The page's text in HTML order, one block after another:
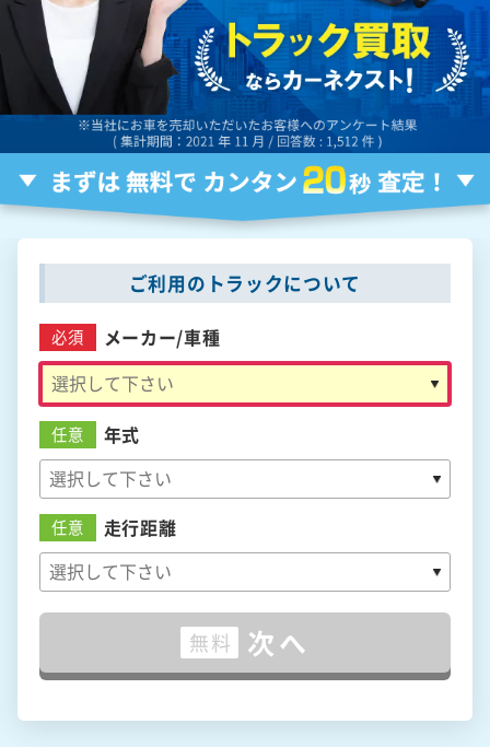
ご利用のトラックについて
必須 メーカー/車種
任意 年式
任意 走行距離
無料 次へ